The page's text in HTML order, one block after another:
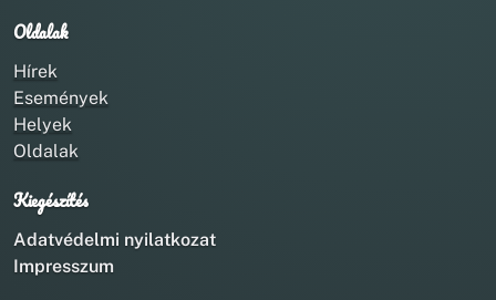
Oldalak
Hírek
Események
Helyek
Oldalak
Kiegészítés
Adatvédelmi nyilatkozat
Impresszum